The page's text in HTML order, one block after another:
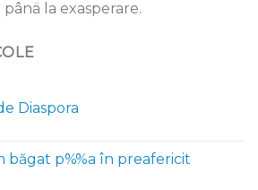
la exasperare.
Diaspora
băgat p%%a în preafericit